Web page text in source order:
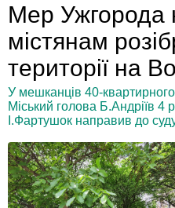
Мер Ужгорода
містянам
території на
У мешканців 40-
Міський голова Б.Андріїв 4
І.Фартушок направив до